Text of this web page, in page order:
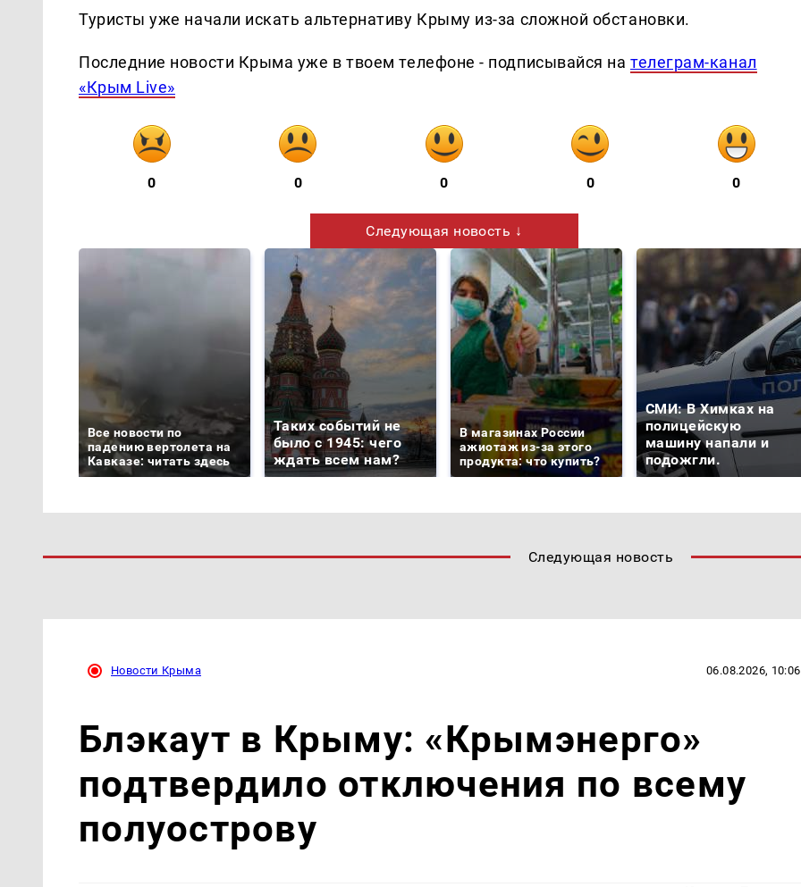
Туристы уже начали искать альтернативу Крыму из-за сложной обстановки.
Последние новости Крыма уже в твоем телефоне - подписывайся нателеграм-канал
«Крым Live»
0 0 0 0 0
Следующая новость ↓
Все новости по
падению вертолета на
Кавказе: читать здесь
Таких событий не
было с 1945: чего
ждать всем нам?
В магазинах России
ажиотаж из-за этого
продукта: что купить?
СМИ: В Химках на
полицейскую
машину напали и
подожгли.
Следующая новость
Новости Крыма 06.08.2026, 10:06
Блэкаут в Крыму: «Крымэнерго»
подтвердило отключения по всему
полуострову